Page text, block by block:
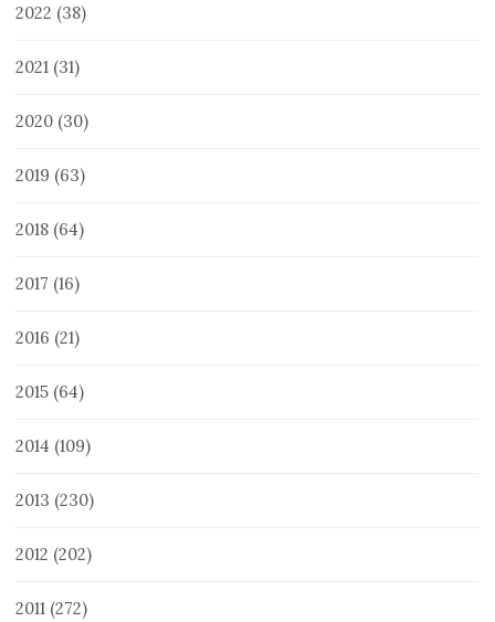
2022 (38)
2021 (31)
2020 (30)
2019 (63)
2018 (64)
2017 (16)
2016 (21)
2015 (64)
2014 (109)
2013 (230)
2012 (202)
2011 (272)